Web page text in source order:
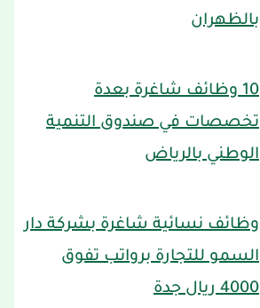
بالظهران
10 وظائف شاغرة بعدة
تخصصات في صندوق التنمية
الوطني بالرياض
وظائف نسائية شاغرة بشركة دار
السمو للتجارة برواتب تفوق
4000 ريال جدة